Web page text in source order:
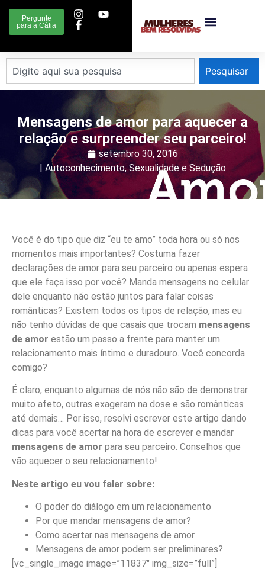
Pergunte
para a Cátia
Pesquisar
Mensagens de amor para aquecer a
relação e surpreender seu parceiro!
setembro 30, 2016
| Autoconhecimento,Sexualidade e Sedução
Você é do tipo que diz “eu te amo” toda hora ou só nos
momentos mais importantes? Costuma fazer
declarações de amor para seu parceiro ou apenas espera
que ele faça isso por você? Manda mensagens no celular
dele enquanto não estão juntos para falar coisas
românticas? Existem todos os tipos de relação, mas eu
não tenho dúvidas de que casais que trocam mensagens
de amor estão um passo a frente para manter um
relacionamento mais íntimo e duradouro. Você concorda
comigo?
É claro, enquanto algumas de nós não são de demonstrar
muito afeto, outras exageram na dose e são românticas
até demais… Por isso, resolvi escrever este artigo dando
dicas para você acertar na hora de escrever e mandar
mensagens de amor para seu parceiro. Conselhos que
vão aquecer o seu relacionamento!
Neste artigo eu vou falar sobre:
O poder do diálogo em um relacionamento
Por que mandar mensagens de amor?
Como acertar nas mensagens de amor
Mensagens de amor podem ser preliminares?
[vc_single_image image=”11837″ img_size=”full”]